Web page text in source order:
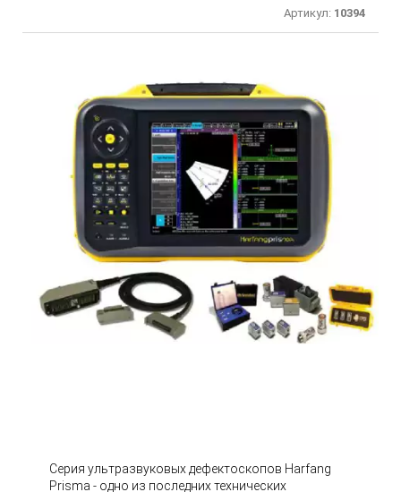
Артикул: 10394
Серия ультразвуковых дефектоскопов Harfang
Prisma - одно из последних технических